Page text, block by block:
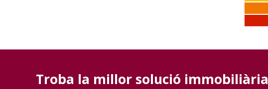
Troba la millor solució immobiliària